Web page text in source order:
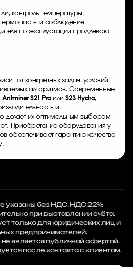
контроль температуры,
и соблюдение
по эксплуатации продлевают
от конкретных задач, условий
алгоритмов. Современные
Antminer S21 ProилиS23 Hydro,
и
делает их оптимальным выбором
Приобретение оборудования у
обеспечивает гарантию качества
указаны без НДС. НДС 22%
при выставлении счёта.
только для юридических лиц и
предпринимателей.
является публичной офертой.
после контакта с клиентом.